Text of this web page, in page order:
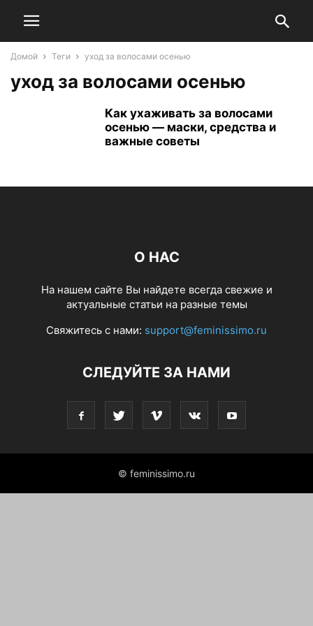
Домой Теги уход за волосами осенью
уход за волосами осенью
Как ухаживать за волосами
осенью — маски, средства и
важные советы
О НАС
На нашем сайте Вы найдете всегда свежие и
актуальные статьи на разные темы
Свяжитесь с нами: support@feminissimo.ru
СЛЕДУЙТЕ ЗА НАМИ
© feminissimo.ru